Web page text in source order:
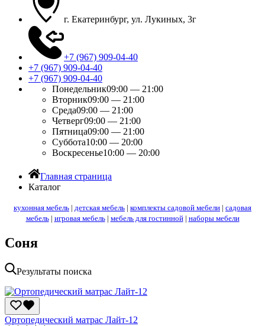
г. Екатеринбург, ул. Лукиных, 3г
+7 (967) 909-04-40
+7 (967) 909-04-40
+7 (967) 909-04-40
Понедельник09:00 — 21:00
Вторник09:00 — 21:00
Среда09:00 — 21:00
Четверг09:00 — 21:00
Пятница09:00 — 21:00
Суббота10:00 — 20:00
Воскресенье10:00 — 20:00
Главная страница
Каталог
кухонная мебель | детская мебель | комплекты садовой мебели | садовая
мебель| игровая мебель| мебель для гостинной| наборы мебели
Соня
Результаты поиска
Ортопедический матрас Лайт-12